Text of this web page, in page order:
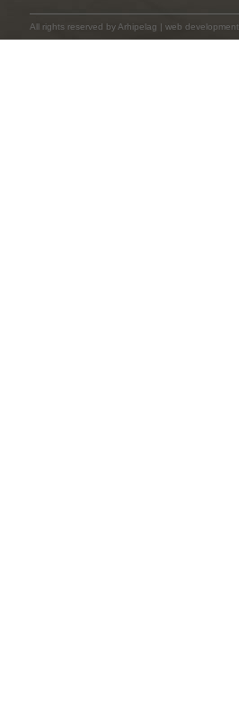
All rights reserved by Arhipelag | web development